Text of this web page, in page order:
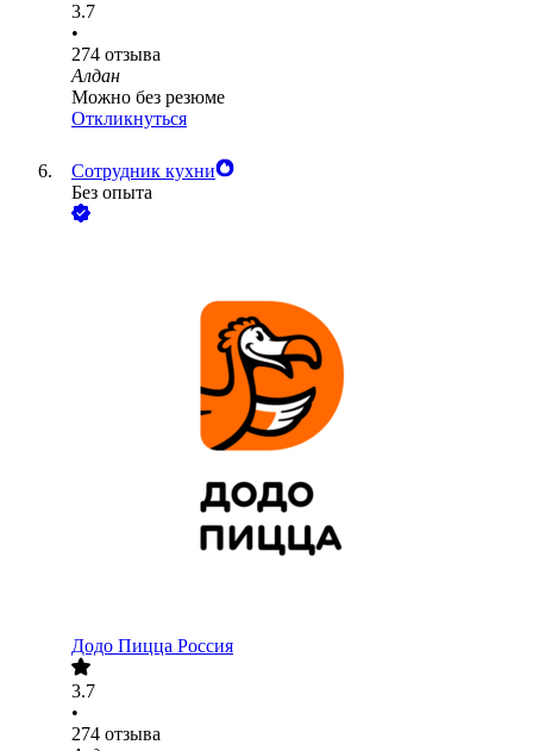
3.7
•
274 отзыва
Алдан
Можно без резюме
Откликнуться
Сотрудник кухни
Без опыта
Додо Пицца Россия
3.7
•
274 отзыва